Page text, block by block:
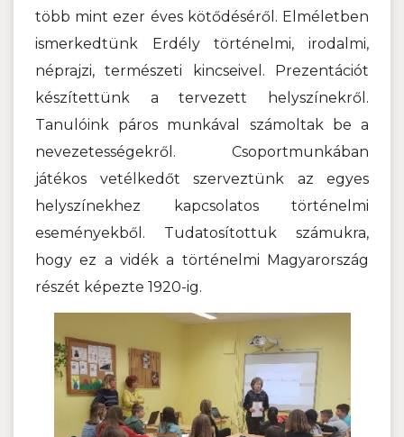
több mint ezer éves kötődéséről. Elméletben
ismerkedtünk Erdély történelmi, irodalmi,
néprajzi, természeti kincseivel. Prezentációt
készítettünk a tervezett helyszínekről.
Tanulóink páros munkával számoltak be a
nevezetességekről. Csoportmunkában
játékos vetélkedőt szerveztünk az egyes
helyszínekhez kapcsolatos történelmi
eseményekből. Tudatosítottuk számukra,
hogy ez a vidék a történelmi Magyarország
részét képezte 1920-ig.